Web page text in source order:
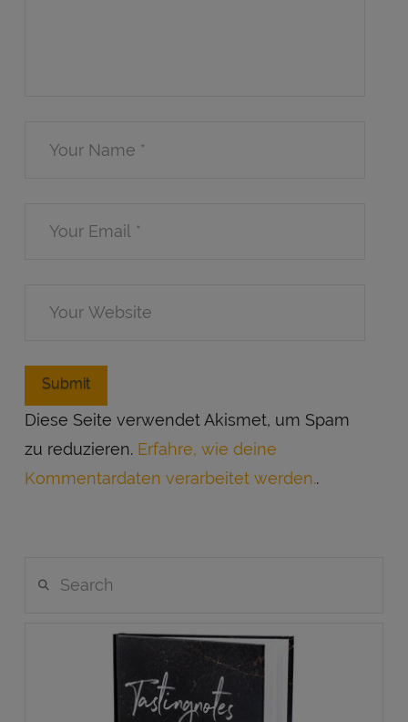
Diese Seite verwendet Akismet, um Spam
zu reduzieren. Erfahre, wie deine
Kommentardaten verarbeitet werden..